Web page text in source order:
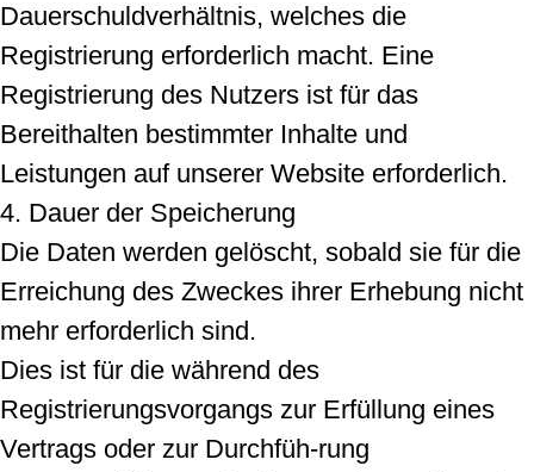
Dauerschuldverhältnis, welches die
Registrierung erforderlich macht. Eine
Registrierung des Nutzers ist für das
Bereithalten bestimmter Inhalte und
Leistungen auf unserer Website erforderlich.
4. Dauer der Speicherung
Die Daten werden gelöscht, sobald sie für die
Erreichung des Zweckes ihrer Erhebung nicht
mehr erforderlich sind.
Dies ist für die während des
Registrierungsvorgangs zur Erfüllung eines
Vertrags oder zur Durchfüh-rung